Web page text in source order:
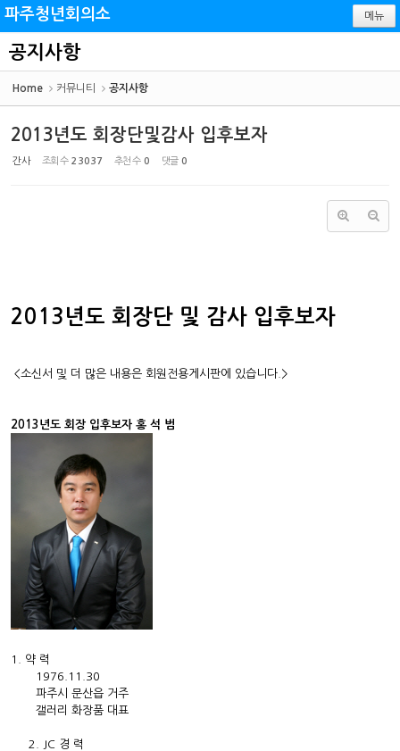
파주청년회의소 메뉴
공지사항
Home 커뮤니티 공지사항
2013년도 회장단및감사 입후보자
간사 조회 수 23037 추천 수 0 댓글 0
2013년도 회장단 및 감사 입후보자
<소신서 및 더 많은 내용은 회원전용게시판에 있습니다.>
2013년도 회장 입후보자 홍 석 범
1. 약 력
1976.11.30
파주시 문산읍 거주
갤러리 화장품 대표
2. JC 경 력